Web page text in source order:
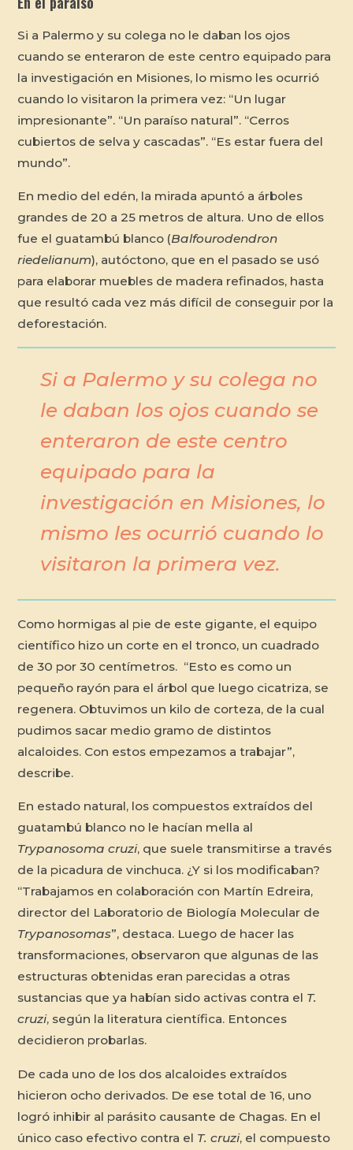
Si a Palermo y su colega no le daban los ojos
cuando se enteraron de este centro equipado para
la investigación en Misiones, lo mismo les ocurrió
cuando lo visitaron la primera vez: “Un lugar
impresionante”. “Un paraíso natural”. “Cerros
cubiertos de selva y cascadas”. “Es estar fuera del
mundo”.
En medio del edén, la mirada apuntó a árboles
grandes de 20 a 25 metros de altura. Uno de ellos
fue el guatambú blanco (Balfourodendron
riedelianum), autóctono, que en el pasado se usó
para elaborar muebles de madera refinados, hasta
que resultó cada vez más difícil de conseguir por la
deforestación.
Si a Palermo y su colega no
le daban los ojos cuando se
enteraron de este centro
equipado para la
investigación en Misiones, lo
mismo les ocurrió cuando lo
visitaron la primera vez.
Como hormigas al pie de este gigante, el equipo
científico hizo un corte en el tronco, un cuadrado
de 30 por 30 centímetros. “Esto es como un
pequeño rayón para el árbol que luego cicatriza, se
regenera. Obtuvimos un kilo de corteza, de la cual
pudimos sacar medio gramo de distintos
alcaloides. Con estos empezamos a trabajar”,
describe.
En estado natural, los compuestos extraídos del
guatambú blanco no le hacían mella al
Trypanosoma cruzi, que suele transmitirse a través
de la picadura de vinchuca. ¿Y si los modificaban?
“Trabajamos en colaboración con Martín Edreira,
director del Laboratorio de Biología Molecular de
Trypanosomas”, destaca. Luego de hacer las
transformaciones, observaron que algunas de las
estructuras obtenidas eran parecidas a otras
sustancias que ya habían sido activas contra el T.
cruzi, según la literatura científica. Entonces
decidieron probarlas.
De cada uno de los dos alcaloides extraídos
hicieron ocho derivados. De ese total de 16, uno
logró inhibir al parásito causante de Chagas. En el
único caso efectivo contra el T. cruzi, el compuesto